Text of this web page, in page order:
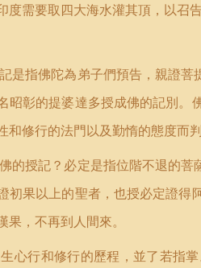
度需要取四大海水灌其頂，以召
是指佛陀為弟子們預告，親證
昭彰的提婆達多授成佛的記別
和修行的法門以及勤惰的態度而
的授記？必定是指位階不退的
初果以上的聖者，也授必定證
，不再到人間來。
心行和修行的歷程，並了若指